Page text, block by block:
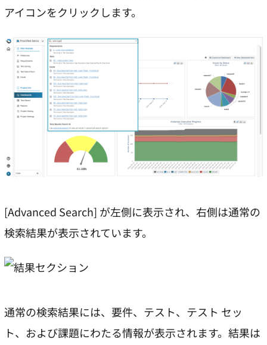
アイコンをクリックします。
[Advanced Search] が左側に表示され、右側は通常の
検索結果が表示されています。
通常の検索結果には、要件、テスト、テスト セッ
ト、および課題にわたる情報が表示されます。結果は